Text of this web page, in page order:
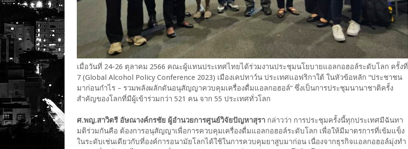
เมื่อวันที่ 24-26 ตุลาคม 2566 คณะผู้แทนประเทศไทยได้ร่วมงานประชุมนโยบายแอลกอฮอล์ระดับโลก ครั้งที่
7 (Global Alcohol Policy Conference 2023) เมืองเคปทาว์น ประเทศแอฟริกาใต้ ในหัวข้อหลัก “ประชาชน
มาก่อนกำไร – รวมพลังผลักดันอนุสัญญาควบคุมเครื่องดื่มแอลกอฮอล์” ซึ่งเป็นการประชุมนานาชาติครั้ง
สำคัญของโลกที่มีผู้เข้าร่วมกว่า 521 คน จาก 55 ประเทศทั่วโลก
ศ.พญ.สาวิตรี อัษณางค์กรชัย ผู้อำนวยการศูนย์วิจัยปัญหาสุรา กล่าวว่า การประชุมครั้งนี้ทุกประเทศมีฉันทา
มติร่วมกันคือ ต้องการอนุสัญญาเพื่อการควบคุมเครื่องดื่มแอลกอฮอล์ระดับโลก เพื่อให้มีมาตรการที่เข้มแข็ง
ในระดับเช่นเดียวกับที่องค์การอนามัยโลกได้ใช้ในการควบคุมยาสูบมาก่อน เนื่องจากธุรกิจแอลกอฮอล์มุ่งทำ